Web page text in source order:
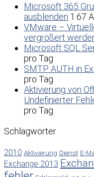
Microsoft 365
ausblenden 1.67
VMware –
vergrößert
Microsoft SQL
pro Tag
SMTP AUTH in
pro Tag
Aktivierung von
Undefinierter
pro Tag
Schlagwörter
2010 Aktivierung Dienst E-
Exchange 2013